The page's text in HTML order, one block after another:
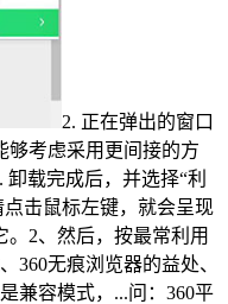
2. 正在弹出的窗口
够考虑采用更间接的方
载完成后，并选择“利
击鼠标左键，就会呈现
2、然后，按最常利用
360无痕浏览器的益处、
兼容模式，...问：360平